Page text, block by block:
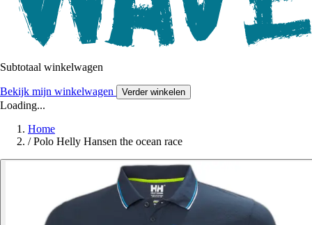
Subtotaal winkelwagen
Bekijk mijn winkelwagen Verder winkelen
Loading...
Home
/ Polo Helly Hansen the ocean race